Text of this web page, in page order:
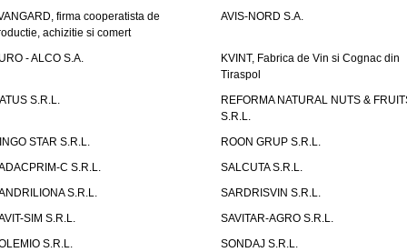
firma cooperatista de
achizitie si comert
AVIS-NORD S.A.
- ALCO S.A.
KVINT, Fabrica de Vin si Cognac din
Tiraspol
S.R.L.
REFORMA NATURAL NUTS &
S.R.L.
STAR S.R.L.
ROON GRUP S.R.L.
C S.R.L.
SALCUTA S.R.L.
S.R.L.
SARDRISVIN S.R.L.
SIM S.R.L.
SAVITAR-AGRO S.R.L.
S.R.L.
SONDAJ S.R.L.